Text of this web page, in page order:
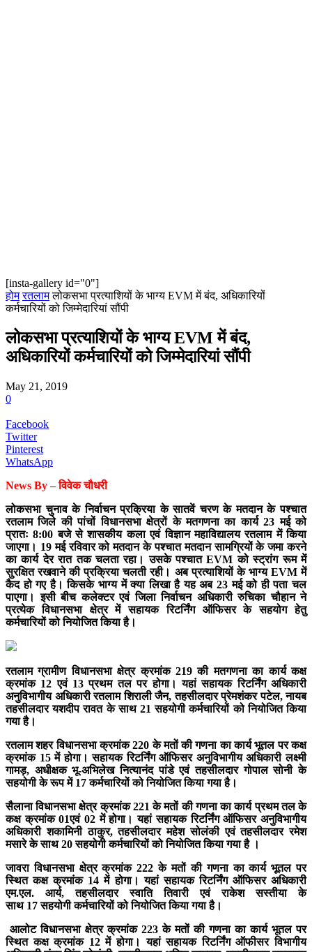
[insta-gallery id="0"]
होम रतलाम लोकसभा प्रत्याशियों के भाग्य EVM में बंद, अधिकारियों
कर्मचारियों को जिम्मेदारियां सौंपी
लोकसभा प्रत्याशियों के भाग्य EVM में बंद,
अधिकारियों कर्मचारियों को जिम्मेदारियां सौंपी
May 21, 2019
0
Facebook
Twitter
Pinterest
WhatsApp
News By – विवेक चौधरी
लोकसभा चुनाव के निर्वाचन प्रक्रिया के सातवें चरण के मतदान के पश्चात
रतलाम जिले की पांचों विधानसभा क्षेत्रों के मतगणना का कार्य 23 मई को
प्रातः 8:00 बजे से शासकीय कला एवं विज्ञान महाविद्यालय रतलाम में किया
जाएगा। 19 मई रविवार को मतदान के पश्चात मतदान सामग्रियों के जमा करने
का कार्य देर रात तक चलता रहा। उसके पश्चात EVM को स्ट्रांग रूम में
सुरक्षित रखवाने की प्रक्रिया चलती रही। अब प्रत्याशियों के भाग्य EVM में
कैद हो गए है। किसके भाग्य में क्या लिखा है यह अब 23 मई को ही पता चल
पाएगा। इसी बीच कलेक्टर एवं जिला निर्वाचन अधिकारी रुचिका चौहान ने
प्रत्येक विधानसभा क्षेत्र में सहायक रिटर्निंग ऑफिसर के सहयोग हेतु
कर्मचारियों को नियोजित किया है।
रतलाम ग्रामीण विधानसभा क्षेत्र क्रमांक 219 की मतगणना का कार्य कक्ष
क्रमांक 12 एवं 13 प्रथम तल पर होगा। यहां सहायक रिटर्निंग अधिकारी
अनुविभागीय अधिकारी रतलाम शिराली जैन, तहसीलदार प्रेमशंकर पटेल, नायब
तहसीलदार यशदीप रावत के साथ 21 सहयोगी कर्मचारियों को नियोजित किया
गया है।
रतलाम शहर विधानसभा क्रमांक 220 के मतों की गणना का कार्य भूतल पर कक्ष
क्रमांक 15 में होगा। सहायक रिटर्निंग ऑफिसर अनुविभागीय अधिकारी लक्ष्मी
गामड़, अधीक्षक भू-अभिलेख नित्यानंद पांडे एवं तहसीलदार गोपाल सोनी के
सहयोगी के रूप में 17 कर्मचारियों को नियोजित किया गया है।
सैलाना विधानसभा क्षेत्र क्रमांक 221 के मतों की गणना का कार्य प्रथम तल के
कक्ष क्रमांक 01एवं 02 में होगा। यहां सहायक रिटर्निंग ऑफिसर अनुविभागीय
अधिकारी शकामिनी ठाकुर, तहसीलदार महेश सोलंकी एवं तहसीलदार रमेश
मसारे के साथ 20 सहयोगी कर्मचारियों को नियोजित किया गया है ।
जावरा विधानसभा क्षेत्र क्रमांक 222 के मतों की गणना का कार्य भूतल पर
स्थित कक्ष क्रमांक 14 में होगा। यहां सहायक रिटर्निंग ऑफिसर अधिकारी
एम.एल. आर्य, तहसीलदार स्वाति तिवारी एवं राकेश सस्तीया के
साथ 17 सहयोगी कर्मचारियों को नियोजित किया गया है।
आलोट विधानसभा क्षेत्र क्रमांक 223 के मतों की गणना का कार्य भूतल पर
स्थित कक्ष क्रमांक 12 में होगा। यहां सहायक रिटर्निंग ऑफीसर विभागीय